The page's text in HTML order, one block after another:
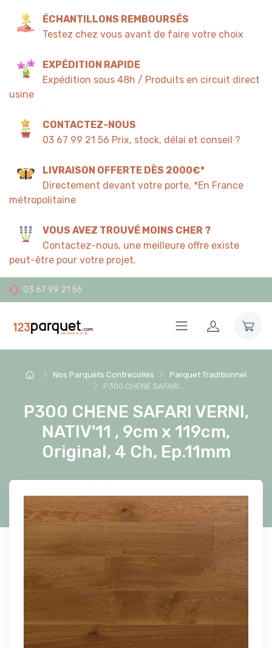
ÉCHANTILLONS REMBOURSÉS
Testez chez vous avant de faire votre choix
EXPÉDITION RAPIDE
Expédition sous 48h / Produits en circuit direct
usine
CONTACTEZ-NOUS
03 67 99 21 56 Prix, stock, délai et conseil ?
LIVRAISON OFFERTE DÈS 2000€*
Directement devant votre porte, *En France
métropolitaine
VOUS AVEZ TROUVÉ MOINS CHER ?
Contactez-nous, une meilleure offre existe
peut-être pour votre projet.
03 67 99 21 56
Nos Parquets Contrecollés
Parquet Traditionnel
P300 CHENE SAFARI...
P300 CHENE SAFARI VERNI,
NATIV'11 , 9cm x 119cm,
Original, 4 Ch, Ep.11mm